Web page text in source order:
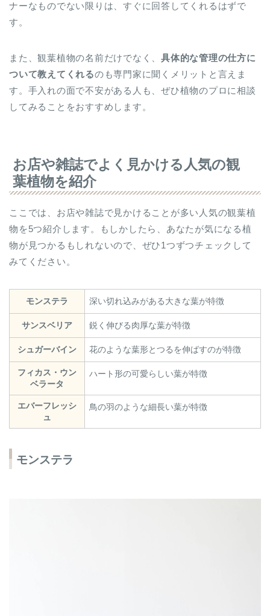
ナーなものでない限りは、すぐに回答してくれるはずで
す。
また、観葉植物の名前だけでなく、具体的な管理の仕方に
ついて教えてくれるのも専門家に聞くメリットと言えま
す。手入れの面で不安がある人も、ぜひ植物のプロに相談
してみることをおすすめします。
お店や雑誌でよく見かける人気の観
葉植物を紹介
ここでは、お店や雑誌で見かけることが多い人気の観葉植
物を5つ紹介します。もしかしたら、あなたが気になる植
物が見つかるもしれないので、ぜひ1つずつチェックして
みてください。
モンステラ 深い切れ込みがある大きな葉が特徴
サンスベリア 鋭く伸びる肉厚な葉が特徴
シュガーバイン 花のような葉形とつるを伸ばすのが特徴
フィカス・ウン
ベラータ
ハート形の可愛らしい葉が特徴
エバーフレッシ
ュ
鳥の羽のような細長い葉が特徴
モンステラ